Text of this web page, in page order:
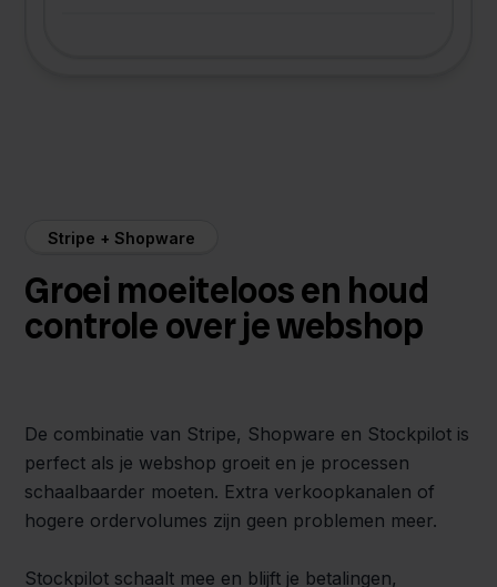
Stripe + Shopware
Groei moeiteloos en houd
controle over je webshop
De combinatie van Stripe, Shopware en Stockpilot is
perfect als je webshop groeit en je processen
schaalbaarder moeten. Extra verkoopkanalen of
hogere ordervolumes zijn geen problemen meer.
Stockpilot schaalt mee en blijft je betalingen,